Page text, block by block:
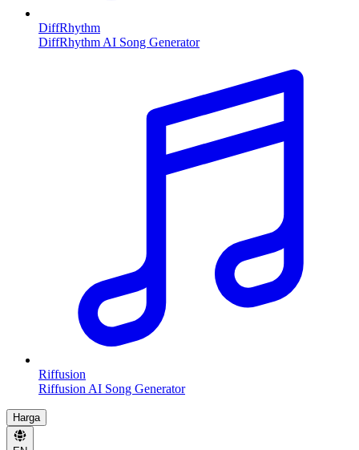
DiffRhythm
DiffRhythm AI Song Generator
Riffusion
Riffusion AI Song Generator
Harga